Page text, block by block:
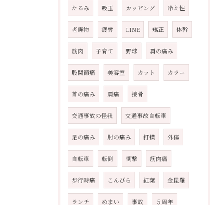
たるみ 吸玉 カッピング 冷え性
老廃物 疲労 LINE 矯正 体幹
筋肉 子育て 野球 肩の痛み
股関節痛 美容室 カット カラー
首の痛み 肩痛 接骨
交通事故の怪我 交通事故自転車
足の痛み 肘の痛み 打撲 外傷
自転車 転倒 衝撃 筋肉痛
歩行時痛 こんぴら 紅葉 金毘羅
ランチ めまい 事故 ５周年